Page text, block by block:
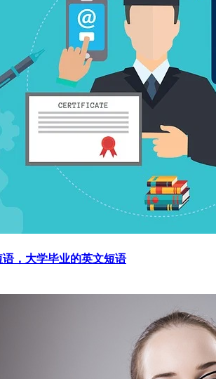
，大学毕业的英文短语